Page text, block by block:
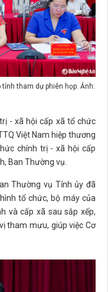
tham dự phiên họp. Ảnh:
- xã hội cấp xã tổ chức
Việt Nam hiệp thương
chính trị - xã hội cấp
Ban Thường vụ.
Thường vụ Tỉnh ủy đã
tổ chức, bộ máy của
và cấp xã sau sắp xếp,
tham mưu, giúp việc Cơ